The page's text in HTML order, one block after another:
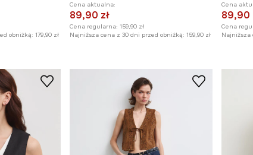
obniżką: 179,90 zł
Cena aktualna:
89,90 zł
Cena regularna: 159,90 zł
Najniższa cena z 30 dni przed obniżką: 159,90 zł
Cena
89,90
Cena
Najniższa